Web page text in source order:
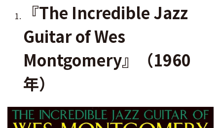
『The Incredible Jazz
Guitar of Wes
Montgomery』（1960
年）